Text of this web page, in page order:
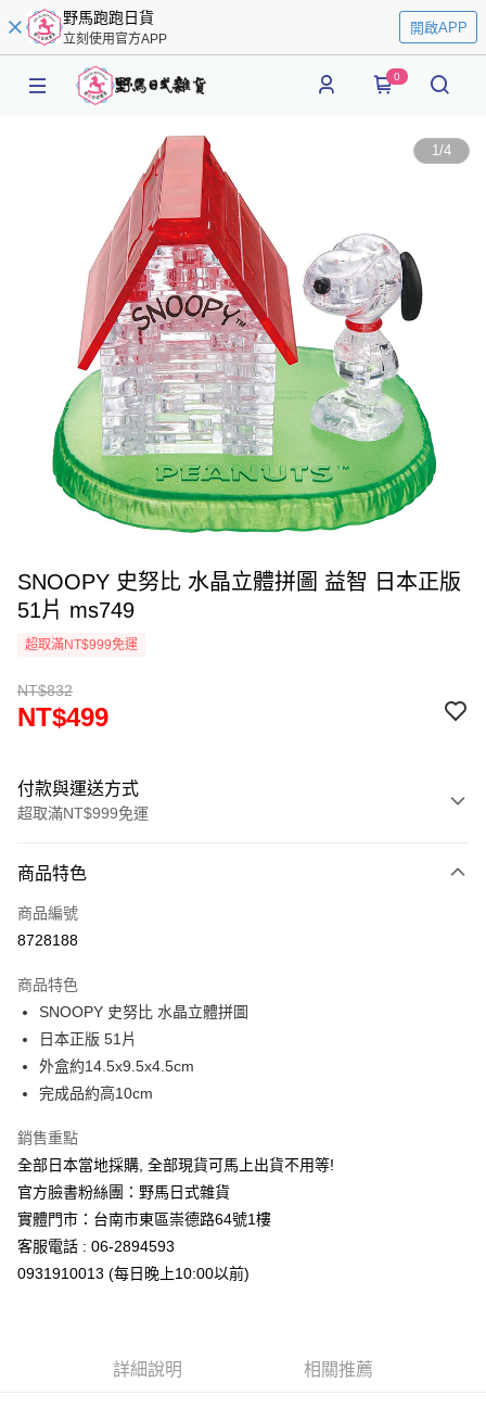
野馬跑跑日貨
立刻使用官方APP
開啟APP
0
1/4
SNOOPY 史努比 水晶立體拼圖 益智 日本正版
51片 ms749
超取滿NT$999免運
NT$832
NT$499
付款與運送方式
超取滿NT$999免運
信用卡一次付款
信用卡分期付款
合作金庫商業銀行
華南商業銀行
上海商業儲蓄銀行
國泰世華商業銀行
臺灣中小企業銀行
聯邦商業銀行
元大商業銀行
永豐商業銀行
玉山商業銀行
台新國際商業銀行
台灣樂天信用卡公司
LINE Pay
Apple Pay
悠遊付
Google Pay
ATM付款
每筆NT$65，滿NT$999(含以上)免運費
商品特色
商品編號
8728188
商品特色
SNOOPY 史努比 水晶立體拼圖
日本正版 51片
外盒約14.5x9.5x4.5cm
完成品約高10cm
銷售重點
全部日本當地採購, 全部現貨可馬上出貨不用等!
官方臉書粉絲團：野馬日式雜貨
實體門市：台南市東區崇德路64號1樓
客服電話 : 06-2894593
0931910013 (每日晚上10:00以前)
詳細說明 相關推薦